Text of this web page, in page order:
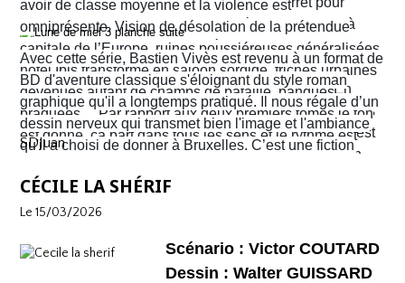
cause de travaux. Finalement, ils décident d’y aller à
pied. Sur leur route, Quentin découvre la librairie
d’occasion Pêle-mêle. Il propose à Sophie d’y jeter un
coup d’œil mais les ennuis vont vite commencer. En
réalité c’est la ville entière qui semble être tombée dans
une violence sans nom. C'est véritablement le Far West
avec son lot d’insécurité et d’anarchie. Il y a même un
shérif !
avoir de classe moyenne et la violence est
omniprésente. Vision de désolation de la prétendue
capitale de l’Europe, ruines poussiéreuses généralisées,
hôtel Ibis transformé en saloon sordide, friches urbaines
devenues autant de champs de bataille, banques
braquées… Par rapport aux deux premiers tomes le ton
est donné, ça part dans tous les sens et le rythme est
plus que soutenu de bout en bout. Sophie et Quentin
vont devoir faire face à une situation totalement confuse
vont rapidement se découvrir as de la gâchette, surtout
Sophie. Un album, on peut le dire, surréaliste.
Avec cette série, Bastien Vivès est revenu à un format de
BD d'aventure classique s'éloignant du style roman
graphique qu'il a longtemps pratiqué. Il nous régale d’un
dessin nerveux qui transmet bien l'image et l'ambiance
qu'il a choisi de donner à Bruxelles. C’est une fiction
Bruxelles de 2026 telle que perçue par nombre de ses
habitants !
SDJuan
CÉCILE LA SHÉRIF
Le 15/03/2026
Scénario : Victor COUTARD
Dessin : Walter GUISSARD